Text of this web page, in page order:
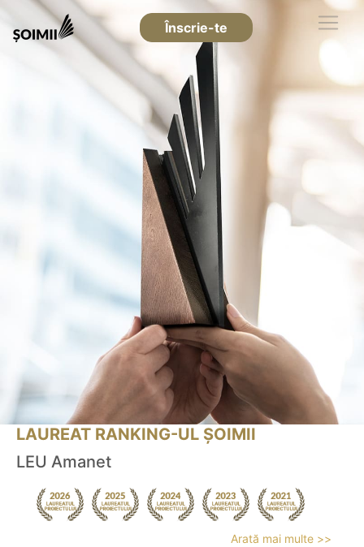
Înscrie-te
LAUREAT RANKING-UL ȘOIMII
LEU Amanet
Arată mai multe >>